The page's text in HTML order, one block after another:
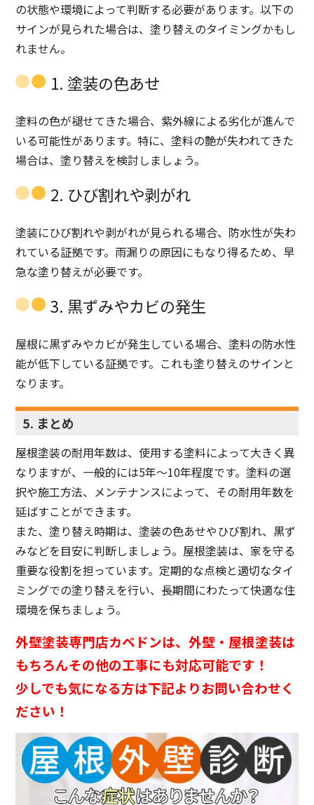
の状態や環境によって判断する必要があります。以下の
サインが見られた場合は、塗り替えのタイミングかもし
れません。
1. 塗装の色あせ
塗料の色が褪せてきた場合、紫外線による劣化が進んで
いる可能性があります。特に、塗料の艶が失われてきた
場合は、塗り替えを検討しましょう。
2. ひび割れや剥がれ
塗装にひび割れや剥がれが見られる場合、防水性が失わ
れている証拠です。雨漏りの原因にもなり得るため、早
急な塗り替えが必要です。
3. 黒ずみやカビの発生
屋根に黒ずみやカビが発生している場合、塗料の防水性
能が低下している証拠です。これも塗り替えのサインと
なります。
5. まとめ
屋根塗装の耐用年数は、使用する塗料によって大きく異
なりますが、一般的には5年〜10年程度です。塗料の選
択や施工方法、メンテナンスによって、その耐用年数を
延ばすことができます。
また、塗り替え時期は、塗装の色あせやひび割れ、黒ず
みなどを目安に判断しましょう。屋根塗装は、家を守る
重要な役割を担っています。定期的な点検と適切なタイ
ミングでの塗り替えを行い、長期間にわたって快適な住
環境を保ちましょう。
外壁塗装専門店カベドンは、外壁・屋根塗装は
もちろんその他の工事にも対応可能です！
少しでも気になる方は下記よりお問い合わせく
ださい！